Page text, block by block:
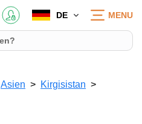
DE MENU
Asien
Kirgisistan